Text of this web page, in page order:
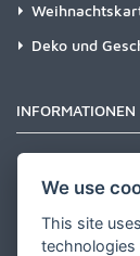
Deko und
INFORMATIONEN
We use
This site